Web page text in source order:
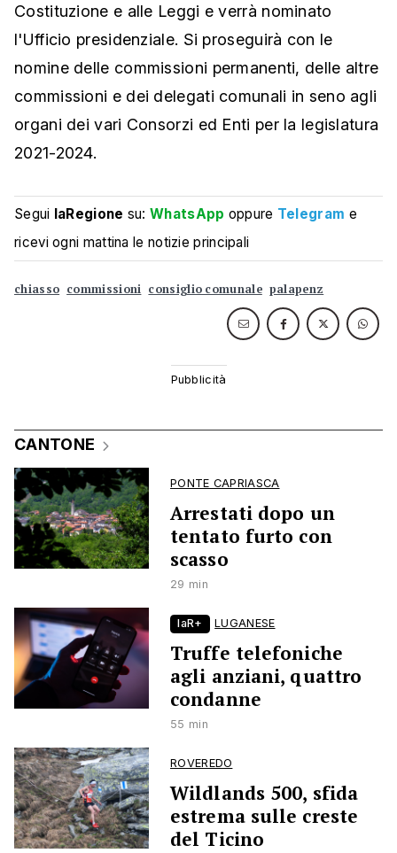
Costituzione e alle Leggi e verrà nominato
l'Ufficio presidenziale. Si proseguirà con le
nomine delle commissioni permanenti, delle altre
commissioni e dei delegati comunali in seno agli
organi dei vari Consorzi ed Enti per la legislatura
2021-2024.
Segui laRegione su:WhatsApp oppure Telegram e
ricevi ogni mattina le notizie principali
chiasso commissioni consiglio comunale palapenz
CANTONE
PONTE CAPRIASCA
Arrestati dopo un
tentato furto con
scasso
29 min
laR+ LUGANESE
Truffe telefoniche
agli anziani, quattro
condanne
55 min
ROVEREDO
Wildlands 500, sfida
estrema sulle creste
del Ticino